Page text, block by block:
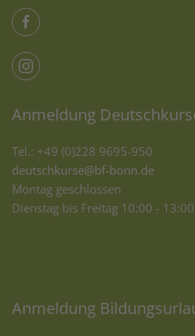
Anmeldung
Tel.: +49 (0)228 9695-950
deutschkurse@bf-bonn.de
Montag geschlossen
Dienstag bis Freitag 10:00 -
Anmeldung